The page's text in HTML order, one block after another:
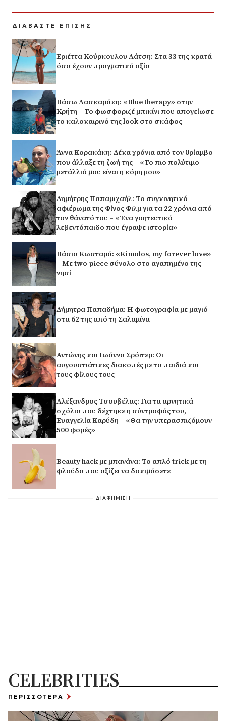
ΔΙΑΒΑΣΤΕ ΕΠΙΣΗΣ
Εριέττα Κούρκουλου Λάτση: Στα 33 της κρατά
όσα έχουν πραγματικά αξία
Βάσω Λασκαράκη: «Blue therapy» στην
Κρήτη – Το φωσφοριζέ μπικίνι που απογείωσε
το καλοκαιρινό της look στο σκάφος
Άννα Κορακάκη: Δέκα χρόνια από τον θρίαμβο
που άλλαξε τη ζωή της – «Το πιο πολύτιμο
μετάλλιό μου είναι η κόρη μου»
Δημήτρης Παπαμιχαήλ: Το συγκινητικό
αφιέρωμα της Φίνος Φιλμ για τα 22 χρόνια από
τον θάνατό του – «Ένα γοητευτικό
λεβεντόπαιδο που έγραψε ιστορία»
Βάσια Κωσταρά: «Kimolos, my forever love»
– Με two piece σύνολο στο αγαπημένο της
νησί
Δήμητρα Παπαδήμα: Η φωτογραφία με μαγιό
στα 62 της από τη Σαλαμίνα
Αντώνης και Ιωάννα Σρόιτερ: Οι
αυγουστιάτικες διακοπές με τα παιδιά και
τους φίλους τους
Αλέξανδρος Τσουβέλας: Για τα αρνητικά
σχόλια που δέχτηκε η σύντροφός του,
Ευαγγελία Καρύδη – «Θα την υπερασπιζόμουν
500 φορές»
Beauty hack με μπανάνα: Το απλό trick με τη
φλούδα που αξίζει να δοκιμάσετε
ΔΙΑΦΗΜΙΣΗ
CELEBRITIES
ΠΕΡΙΣΣΟΤΕΡΑ